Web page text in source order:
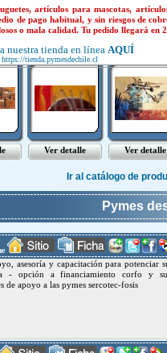
artículos para mascotas,
de pago habitual, y sin riesgos de
o mala calidad. Tu pedido llegará en
nuestra tienda en línea AQUÍ
https://tienda.pymesdechile.cl
Productos y servicios
Ver detalle Ver detalle
Ir al catálogo de
Pymes
asesoría y capacitación para potenciar
- opción a financiamiento corfo y
de apoyo a las pymes sercotec-fosis